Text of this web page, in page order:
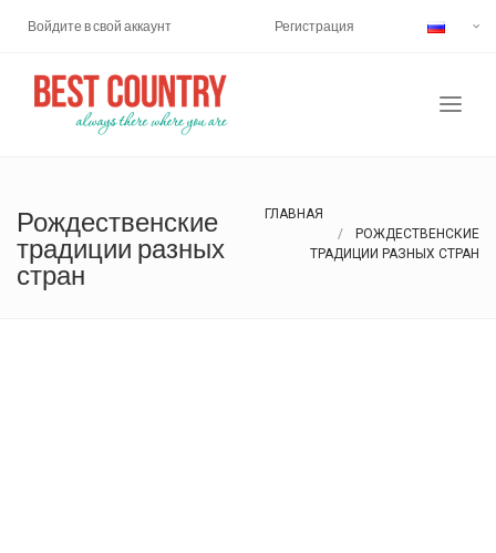
Войдите в свой аккаунт Регистрация
Рождественские
традиции разных
стран
ГЛАВНАЯ
РОЖДЕСТВЕНСКИЕ
ТРАДИЦИИ РАЗНЫХ СТРАН